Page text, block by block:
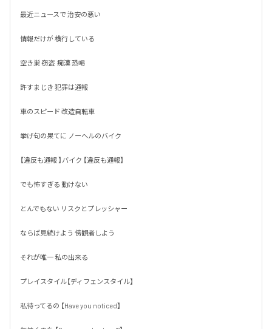
最近ニュースで 治安の悪い
情報だけが 横行している
空き巣 窃盗  痴漢 恐喝
許すまじき 犯罪は通報
車のスピード 改造自転車
挙げ句の果てに ノーヘルのバイク
【違反も通報 】バイク 【違反も通報】
でも怖すぎる 動けない
とんでもない リスクとプレッシャー
ならば見続けよう 傍観者しよう
それが唯一 私の出来る
プレイスタイル【ディフェンスタイル】
私待ってるの 【Have you noticed】